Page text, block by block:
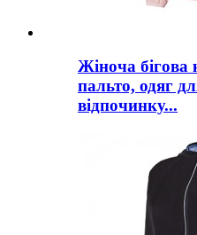
Жіноча бігова
пальто, одяг
відпочинку...